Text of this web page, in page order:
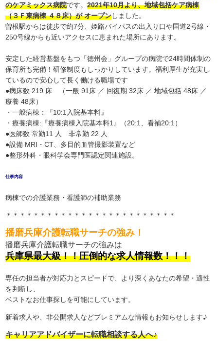
のケアミックス病院です。2021年10月より、地域包括ケア病棟
（３Ｆ東病棟 ４８床）が オープンしました。
曽根駅からは徒歩で約7分、姫路バイパスの出入り口や国道2号線・
250号線からも近いアクセスに恵まれた場所にあります。
安定した経営基盤をもつ「徳州会」グループの病院で24時間体制の
保育所も完備！研修制度もしっかりしています。福利厚生が充実し
ているので安心して長く働ける職場です
●病床数 219 床 （一般 91床 ／ 回復期 32床 ／ 地域包括 48床 ／
療養 48床）
・一般病棟：『10:1入院基本料』
・療養病棟:『療養病棟入院基本料1』（20:1、看補20:1）
●医師数 常勤11 人 非常勤 22 人
●設備 MRI・CT、多目的血管撮影装置など
●整形外科・眼科学会専門医認定関連施設。
仕事内容
病棟での介護業務・看護師の補助業務
＊＊＊＊＊＊＊＊＊＊＊＊＊＊＊＊＊＊＊＊＊＊＊＊＊
播磨兵庫介護転職サーチの強み！
播磨兵庫介護転職サーチの強みは
兵庫県最大級！！圧倒的な求人情報数！！！
専任の担当者が対応力とスピードで、より深くあなたの希望・適性
を判断し、
ベストなお仕事探しを可能にしています。
新着求人や、非公開求人などプレミアムな情報もお知らせします♪
キャリアアドバイザーに転職相談する人へ♪